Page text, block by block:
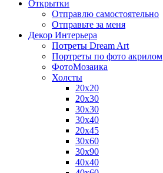
Открытки
Отправлю самостоятельно
Отправьте за меня
Декор Интерьера
Потреты Dream Art
Портреты по фото акрилом
ФотоМозаика
Холсты
20х20
20х30
30х30
30х40
20х45
30х60
30х90
40х40